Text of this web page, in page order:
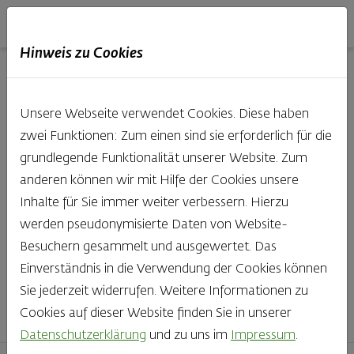
Backstube entdecken
Was gibt es Schöneres, als bei Brot & Gebäck die Qual
der Wahl zu haben? Noch dazu, wenn so großer Wert
auf den kleinen, feinen Unterschied gelegt wird, wie bei
Haubis. Beste Zutaten und Handwerk, das seinen
Namen auch verdient – das schmeckt man einfach!
Finden Sie Ihr Lieblingsprodukt
Hinweis zu Cookies
Unsere Webseite verwendet Cookies. Diese haben
zwei Funktionen: Zum einen sind sie erforderlich für die
grundlegende Funktionalität unserer Website. Zum
anderen können wir mit Hilfe der Cookies unsere
Inhalte für Sie immer weiter verbessern. Hierzu
werden pseudonymisierte Daten von Website-
Besuchern gesammelt und ausgewertet. Das
Einverständnis in die Verwendung der Cookies können
Sie jederzeit widerrufen. Weitere Informationen zu
Cookies auf dieser Website finden Sie in unserer
Datenschutzerklärung und zu uns im Impressum.